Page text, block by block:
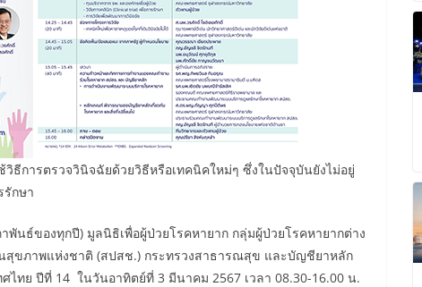
ธีการตรวจวินิจฉัยด้วยวิธีหรือเทคนิคใหม่ๆ ซึ่งในปัจจุบันยังไม่อยู่
กษา
นธ์ของทุกปี) มูลนิธิเพื่อผู้ป่วยโรคหายาก กลุ่มผู้ป่วยโรคหายากต่าง
สุขภาพแห่งชาติ (สปสช.) กระทรวงสาธารณสุข และบัญชียาหลัก
ไทย ปีที่ 14 ในวันอาทิตย์ที่ 3 มีนาคม 2567 เวลา 08.30-16.00 น.